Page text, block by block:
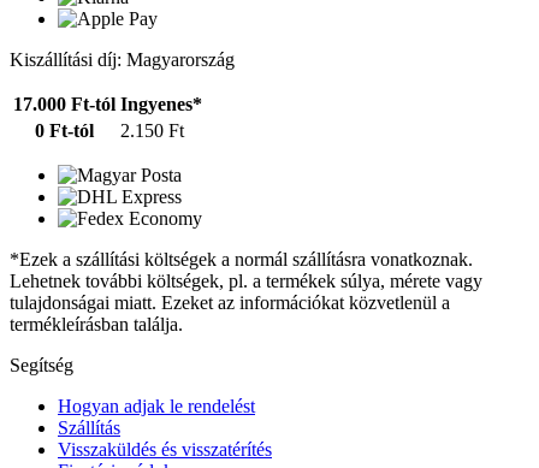
Kiszállítási díj: Magyarország
17.000 Ft-tól Ingyenes*
0 Ft-tól
2.150 Ft
*Ezek a szállítási költségek a normál szállításra vonatkoznak.
Lehetnek további költségek, pl. a termékek súlya, mérete vagy
tulajdonságai miatt. Ezeket az információkat közvetlenül a
termékleírásban találja.
Segítség
Hogyan adjak le rendelést
Szállítás
Visszaküldés és visszatérítés